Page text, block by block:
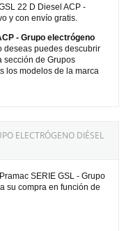
22 D Diesel ACP -
y con envío gratis.
- Grupo electrógeno
deseas puedes descubrir
sección de Grupos
los modelos de la marca
ELECTRÓGENO DIÉSEL
SERIE GSL - Grupo
su compra en función de